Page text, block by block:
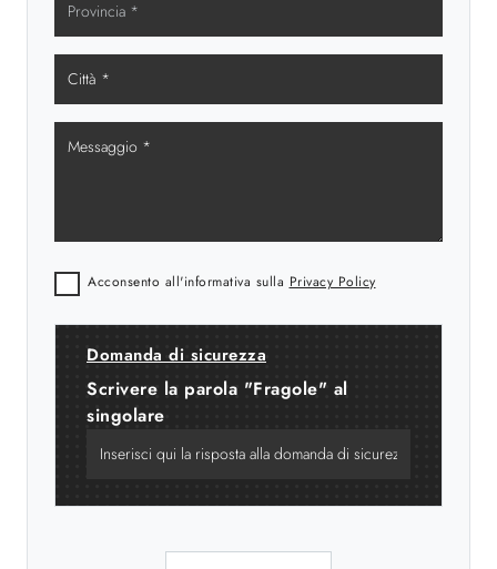
Acconsento all'informativa sulla Privacy Policy
Domanda di sicurezza
Scrivere la parola "Fragole" al
singolare